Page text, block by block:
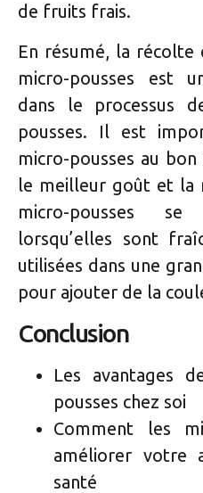
de fruits frais.
En résumé, la récolte
micro-pousses est
dans le processus
pousses. Il est
micro-pousses au
le meilleur goût et la
micro-pousses
lorsqu’elles sont
utilisées dans une
pour ajouter de la
Conclusion
Les avantages
pousses chez soi
Comment les
améliorer votre
santé